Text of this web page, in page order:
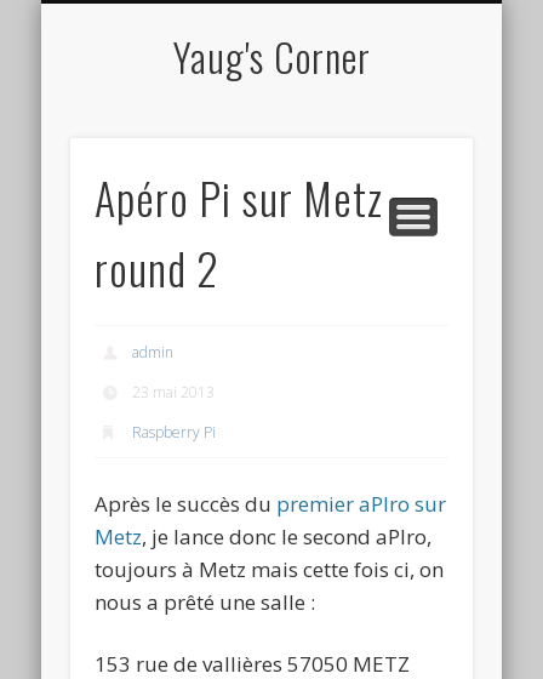
Yaug's Corner
Apéro Pi sur Metz –
round 2
admin
23 mai 2013
Raspberry Pi
Après le succès du premier aPIro sur
Metz, je lance donc le second aPIro,
toujours à Metz mais cette fois ci, on
nous a prêté une salle :
153 rue de vallières 57050 METZ